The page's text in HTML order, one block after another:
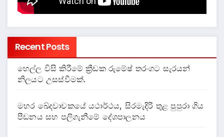
Recent Posts
හෙල්ල විසි කිරීමේ ක්‍රීඩක රුමේෂ් තරංගට සැරයන්
නිලයට උසස්වීමක්.
මහර ඛේදවාචකයේ යථාර්ථය, සිරමැදිරි තුළ පුපුරා ගිය
පීඩනය සහ පලිගැනීමේ දේශපාලනය